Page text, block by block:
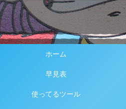
ホーム
早見表
使ってるツール